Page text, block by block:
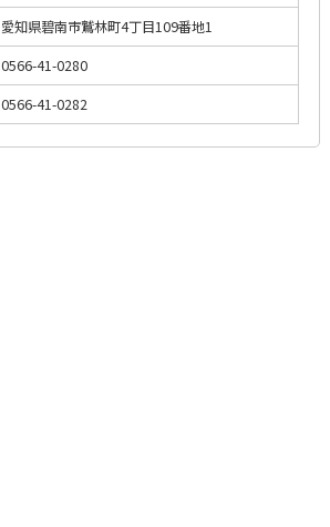
愛知県碧南市鷲林町4丁目109番地1
0566-41-0280
0566-41-0282